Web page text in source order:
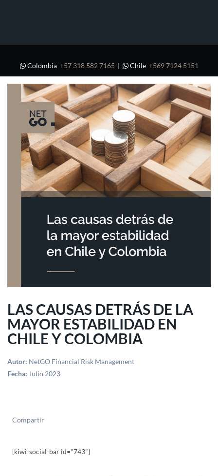
Colombia +57 318 582 7165 | Chile +569 7124 5151
LAS CAUSAS DETRÁS DE LA
MAYOR ESTABILIDAD EN
CHILE Y COLOMBIA
Autor: NetGO Financial Risk Management
Fecha: Julio 2023
Compartir
[kiwi-social-bar id="743"]